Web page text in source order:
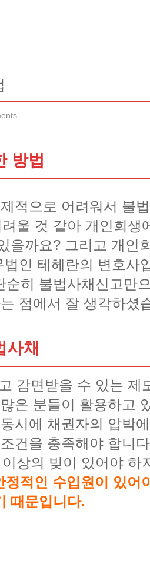
방법
적으로 어려워서 불
울 것 같아 개인회
을까요? 그리고 개인
인 테헤란의 변호사
히 불법사채신고만
점에서 잘 생각하셨
사채
감면받을 수 있는 제
은 분들이 활용하고
시에 채권자의 압박
건을 충족해야 합니
상의 빚이 있어야 하
적인 수입원이 있
때문입니다.